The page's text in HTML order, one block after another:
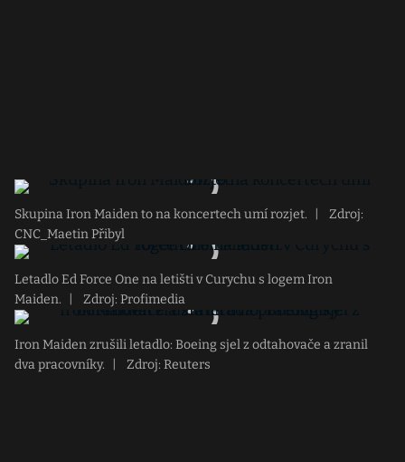
Skupina Iron Maiden to na koncertech umí rozjet.
Zdroj:
CNC_Maetin Přibyl
Letadlo Ed Force One na letišti v Curychu s logem Iron
Maiden.
Zdroj: Profimedia
Iron Maiden zrušili letadlo: Boeing sjel z odtahovače a zranil
dva pracovníky.
Zdroj: Reuters